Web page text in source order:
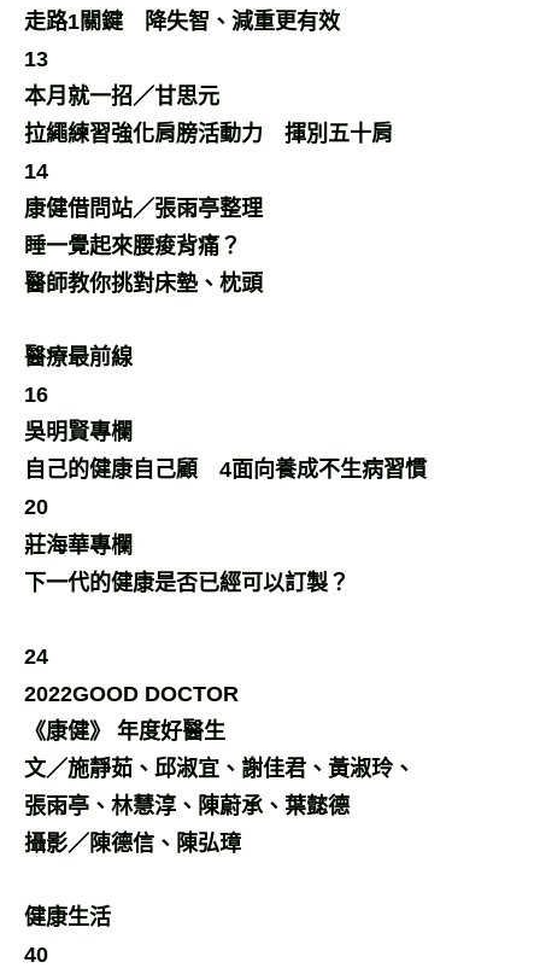
走路1關鍵 降失智、減重更有效
13
本月就一招／甘思元
拉繩練習強化肩膀活動力 揮別五十肩
14
康健借問站／張雨亭整理
睡一覺起來腰痠背痛？
醫師教你挑對床墊、枕頭
醫療最前線
16
吳明賢專欄
自己的健康自己顧 4面向養成不生病習慣
20
莊海華專欄
下一代的健康是否已經可以訂製？
24
2022GOOD DOCTOR
《康健》 年度好醫生
文／施靜茹、邱淑宜、謝佳君、黃淑玲、
張雨亭、林慧淳、陳蔚承、葉懿德
攝影／陳德信、陳弘璋
健康生活
40